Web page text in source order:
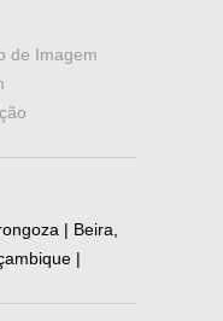
de Imagem
| Beira,
|